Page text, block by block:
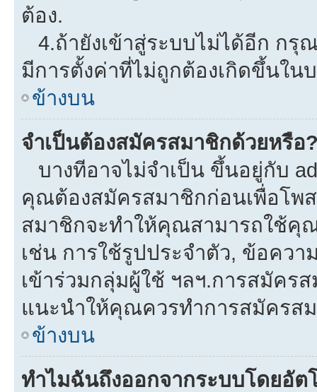
ต้อง.
4.ถ้ายังเข้าสู่ระบบไม่ได้อีก กรุ
มีการตั้งค่าที่ไม่ถูกต้องเกิดขึ้นใน
ข้างบน
จำเป็นต้องสมัครสมาชิกด้วยหรือ
บางทีอาจไม่จำเป็น ขึ้นอยู่กับ
คุณต้องสมัครสมาชิกก่อนเพื่อโพ
สมาชิกจะทำให้คุณสามารถใช้คุ
เช่น การใช้รูปประจำตัว, ข้อคว
เข้าร่วมกลุ่มผู้ใช้ ฯลฯ.การสมัคร
แนะนำให้คุณควรทำการสมัครส
ข้างบน
ทำไมฉันถึงออกจากระบบโดยอัต